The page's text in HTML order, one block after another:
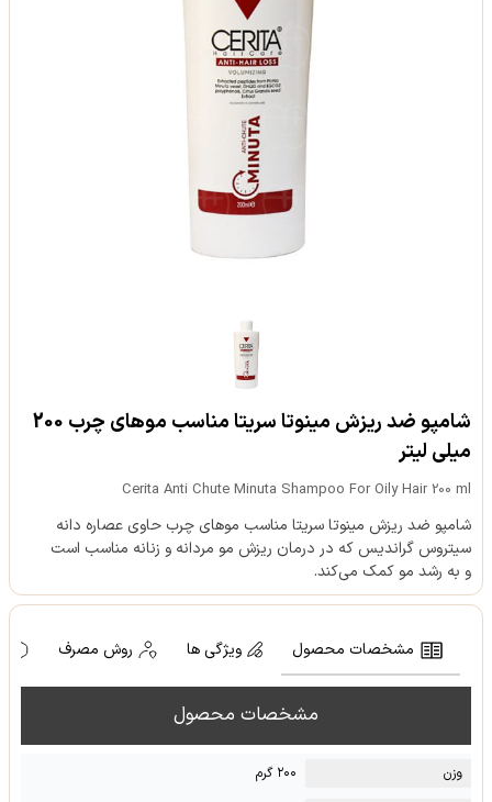
شامپو ضد ریزش مینوتا سریتا مناسب موهای چرب 200
میلی لیتر
Cerita Anti Chute Minuta Shampoo For Oily Hair 200 ml
شامپو ضد ریزش مینوتا سریتا مناسب موهای چرب حاوی عصاره دانه
سیتروس گراندیس که در درمان ریزش مو مردانه و زنانه مناسب است
و به رشد مو کمک می‌کند.
مشخصات محصول ویژگی ها روش مصرف
مشخصات محصول
وزن
۲۰۰ گرم